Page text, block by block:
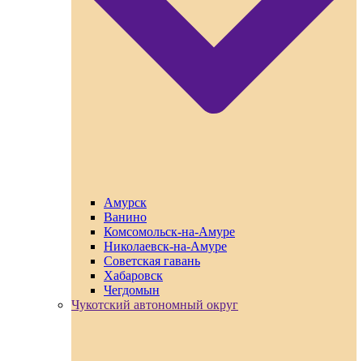
Амурск
Ванино
Комсомольск-на-Амуре
Николаевск-на-Амуре
Советская гавань
Хабаровск
Чегдомын
Чукотский автономный округ